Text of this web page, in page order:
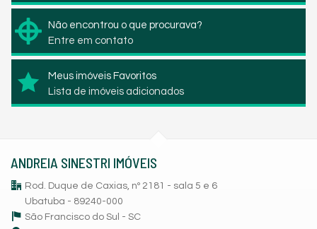
Não encontrou o que procurava?
Entre em contato
Meus imóveis Favoritos
Lista de imóveis adicionados
ANDREIA SINESTRI IMÓVEIS
Rod. Duque de Caxias, nº 2181 - sala 5 e 6
Ubatuba - 89240-000
São Francisco do Sul - SC